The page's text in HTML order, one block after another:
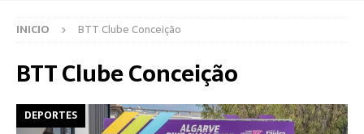
INICIO BTT Clube Conceição
BTT Clube Conceição
DEPORTES